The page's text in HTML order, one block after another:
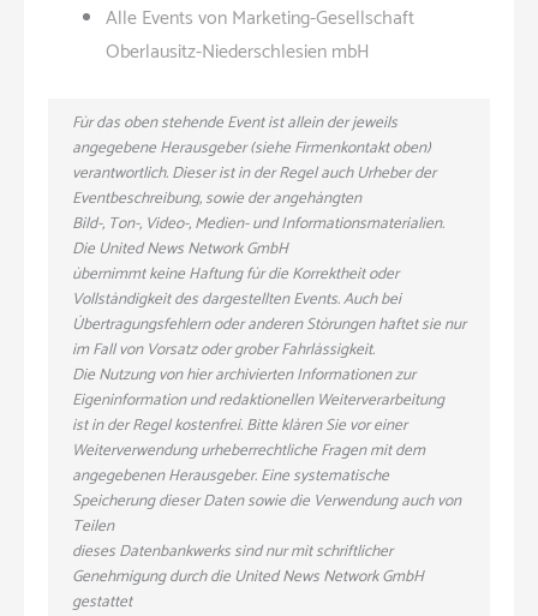
Alle Events von Marketing-Gesellschaft
Oberlausitz-Niederschlesien mbH
Für das oben stehende Event ist allein der jeweils
angegebene Herausgeber (siehe Firmenkontakt oben)
verantwortlich. Dieser ist in der Regel auch Urheber der
Eventbeschreibung, sowie der angehängten
Bild-, Ton-, Video-, Medien- und Informationsmaterialien.
Die United News Network GmbH
übernimmt keine Haftung für die Korrektheit oder
Vollständigkeit des dargestellten Events. Auch bei
Übertragungsfehlern oder anderen Störungen haftet sie nur
im Fall von Vorsatz oder grober Fahrlässigkeit.
Die Nutzung von hier archivierten Informationen zur
Eigeninformation und redaktionellen Weiterverarbeitung
ist in der Regel kostenfrei. Bitte klären Sie vor einer
Weiterverwendung urheberrechtliche Fragen mit dem
angegebenen Herausgeber. Eine systematische
Speicherung dieser Daten sowie die Verwendung auch von
Teilen
dieses Datenbankwerks sind nur mit schriftlicher
Genehmigung durch die United News Network GmbH
gestattet